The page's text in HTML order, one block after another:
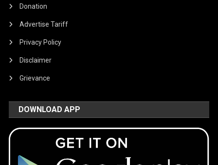
Donation
Advertise Tariff
Privacy Policy
Disclaimer
Grievance
DOWNLOAD APP